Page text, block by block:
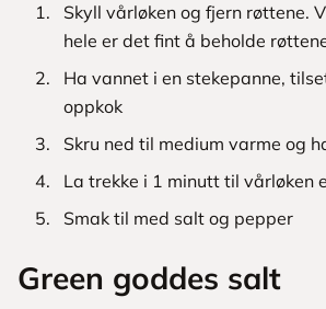
Skyll vårløken og fjern røttene.
hele er det fint å beholde
Ha vannet i en stekepanne,
oppkok
Skru ned til medium varme og
La trekke i 1 minutt til vårløken
Smak til med salt og pepper
Green goddes salt